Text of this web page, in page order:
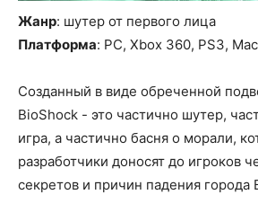
Жанр: шутер от первого лица
Платформа: PC, Xbox 360, PS3,
Созданный в виде обреченной
BioShock - это частично шутер,
игра, а частично басня о морали,
разработчики доносят до игроков
секретов и причин падения города